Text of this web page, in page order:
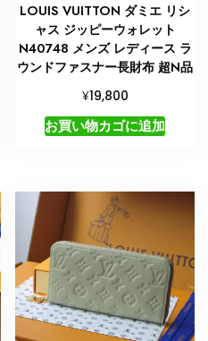
LOUIS VUITTON ダミエ リシ
ャス ジッピーウォレット
N40748 メンズ レディース ラ
ウンドファスナー長財布 超N品
¥19,800
お買い物カゴに追加